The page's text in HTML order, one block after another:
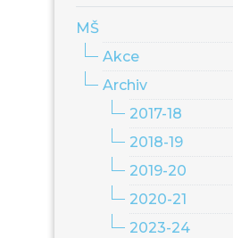
MŠ
Akce
Archiv
2017-18
2018-19
2019-20
2020-21
2023-24